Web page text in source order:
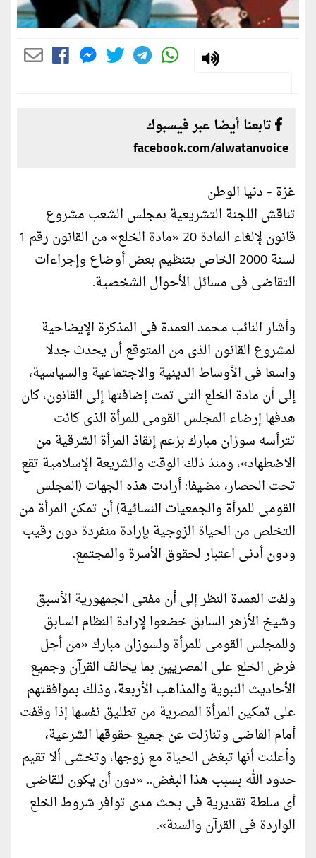
تابعنا أيضا عبر فيسبوك
facebook.com/alwatanvoice
غزة - دنيا الوطن
تناقش اللجنة التشريعية بمجلس الشعب مشروع
قانون لإلغاء المادة 20 «مادة الخلع» من القانون رقم 1
لسنة 2000 الخاص بتنظيم بعض أوضاع وإجراءات
التقاضى فى مسائل الأحوال الشخصية.
وأشار النائب محمد العمدة فى المذكرة الإيضاحية
لمشروع القانون الذى من المتوقع أن يحدث جدلا
واسعا فى الأوساط الدينية والاجتماعية والسياسية،
إلى أن مادة الخلع التى تمت إضافتها إلى القانون، كان
هدفها إرضاء المجلس القومى للمرأة الذى كانت
تترأسه سوزان مبارك بزعم إنقاذ المرأة الشرقية من
الاضطهاد»، ومنذ ذلك الوقت والشريعة الإسلامية تقع
تحت الحصار، مضيفا: أرادت هذه الجهات (المجلس
القومى للمرأة والجمعيات النسائية) أن تمكن المرأة من
التخلص من الحياة الزوجية بإرادة منفردة دون رقيب
ودون أدنى اعتبار لحقوق الأسرة والمجتمع.
ولفت العمدة النظر إلى أن مفتى الجمهورية الأسبق
وشيخ الأزهر السابق خضعوا لإرادة النظام السابق
وللمجلس القومى للمرأة ولسوزان مبارك «من أجل
فرض الخلع على المصريين بما يخالف القرآن وجميع
الأحاديث النبوية والمذاهب الأربعة، وذلك بموافقتهم
على تمكين المرأة المصرية من تطليق نفسها إذا وقفت
أمام القاضى وتنازلت عن جميع حقوقها الشرعية،
وأعلنت أنها تبغض الحياة مع زوجها، وتخشى ألا تقيم
حدود الله بسبب هذا البغض.. «دون أن يكون للقاضى
أى سلطة تقديرية فى بحث مدى توافر شروط الخلع
الواردة فى القرآن والسنة».